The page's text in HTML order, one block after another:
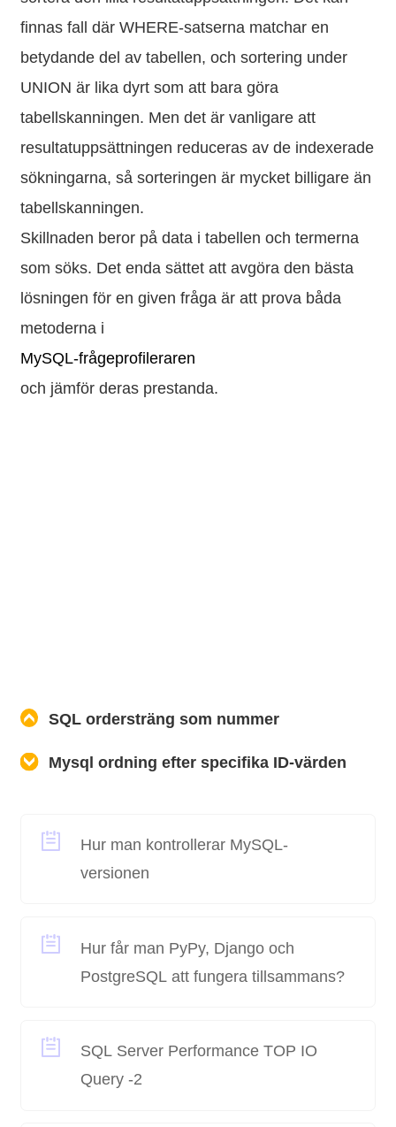
finnas fall där WHERE-satserna matchar en
betydande del av tabellen, och sortering under
UNION är lika dyrt som att bara göra
tabellskanningen. Men det är vanligare att
resultatuppsättningen reduceras av de indexerade
sökningarna, så sorteringen är mycket billigare än
tabellskanningen.
Skillnaden beror på data i tabellen och termerna
som söks. Det enda sättet att avgöra den bästa
lösningen för en given fråga är att prova båda
metoderna i
MySQL-frågeprofileraren
och jämför deras prestanda.
SQL ordersträng som nummer
Mysql ordning efter specifika ID-värden
Hur man kontrollerar MySQL-
versionen
Hur får man PyPy, Django och
PostgreSQL att fungera tillsammans?
SQL Server Performance TOP IO
Query -2